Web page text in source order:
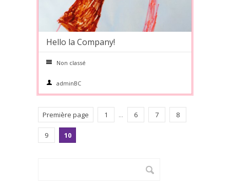
0 comments
Hello la Company!
Non classé
adminBC
Première page 1 ... 6 7 8
9 10